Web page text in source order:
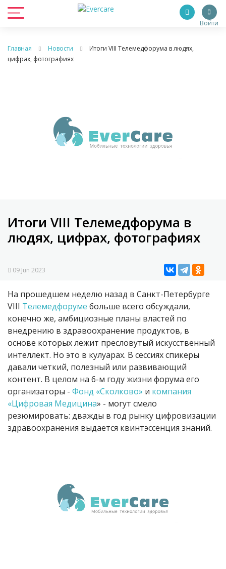
Войти
Главная Новости
Итоги VIII Телемедфорума в людях,
цифрах, фотографиях
Итоги VIII Телемедфорума в
людях, цифрах, фотографиях
09 Jun 2023
На прошедшем неделю назад в Санкт-Петербурге
VIII Телемедфоруме больше всего обсуждали,
конечно же, амбициозные планы властей по
внедрению в здравоохранение продуктов, в
основе которых лежит пресловутый искусственный
интеллект. Но это в кулуарах. В сессиях спикеры
давали четкий, полезный или развивающий
контент. В целом на 6-м году жизни форума его
организаторы - Фонд «Сколково» и компания
«Цифровая Медицина» - могут смело
резюмировать: дважды в год рынку цифровизации
здравоохранения выдается квинтэссенция знаний.